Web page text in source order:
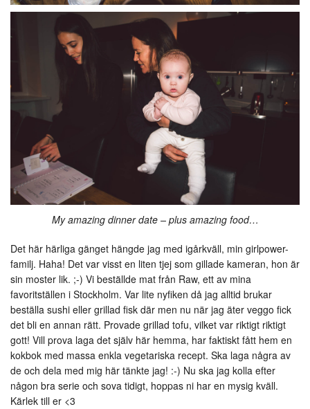
My amazing dinner date – plus amazing food…
Det här härliga gänget hängde jag med igårkväll, min girlpower-
familj. Haha! Det var visst en liten tjej som gillade kameran, hon är
sin moster lik. ;-) Vi beställde mat från Raw, ett av mina
favoritställen i Stockholm. Var lite nyfiken då jag alltid brukar
beställa sushi eller grillad fisk där men nu när jag äter veggo fick
det bli en annan rätt. Provade grillad tofu, vilket var riktigt riktigt
gott! Vill prova laga det själv här hemma, har faktiskt fått hem en
kokbok med massa enkla vegetariska recept. Ska laga några av
de och dela med mig här tänkte jag! :-) Nu ska jag kolla efter
någon bra serie och sova tidigt, hoppas ni har en mysig kväll.
Kärlek till er <3